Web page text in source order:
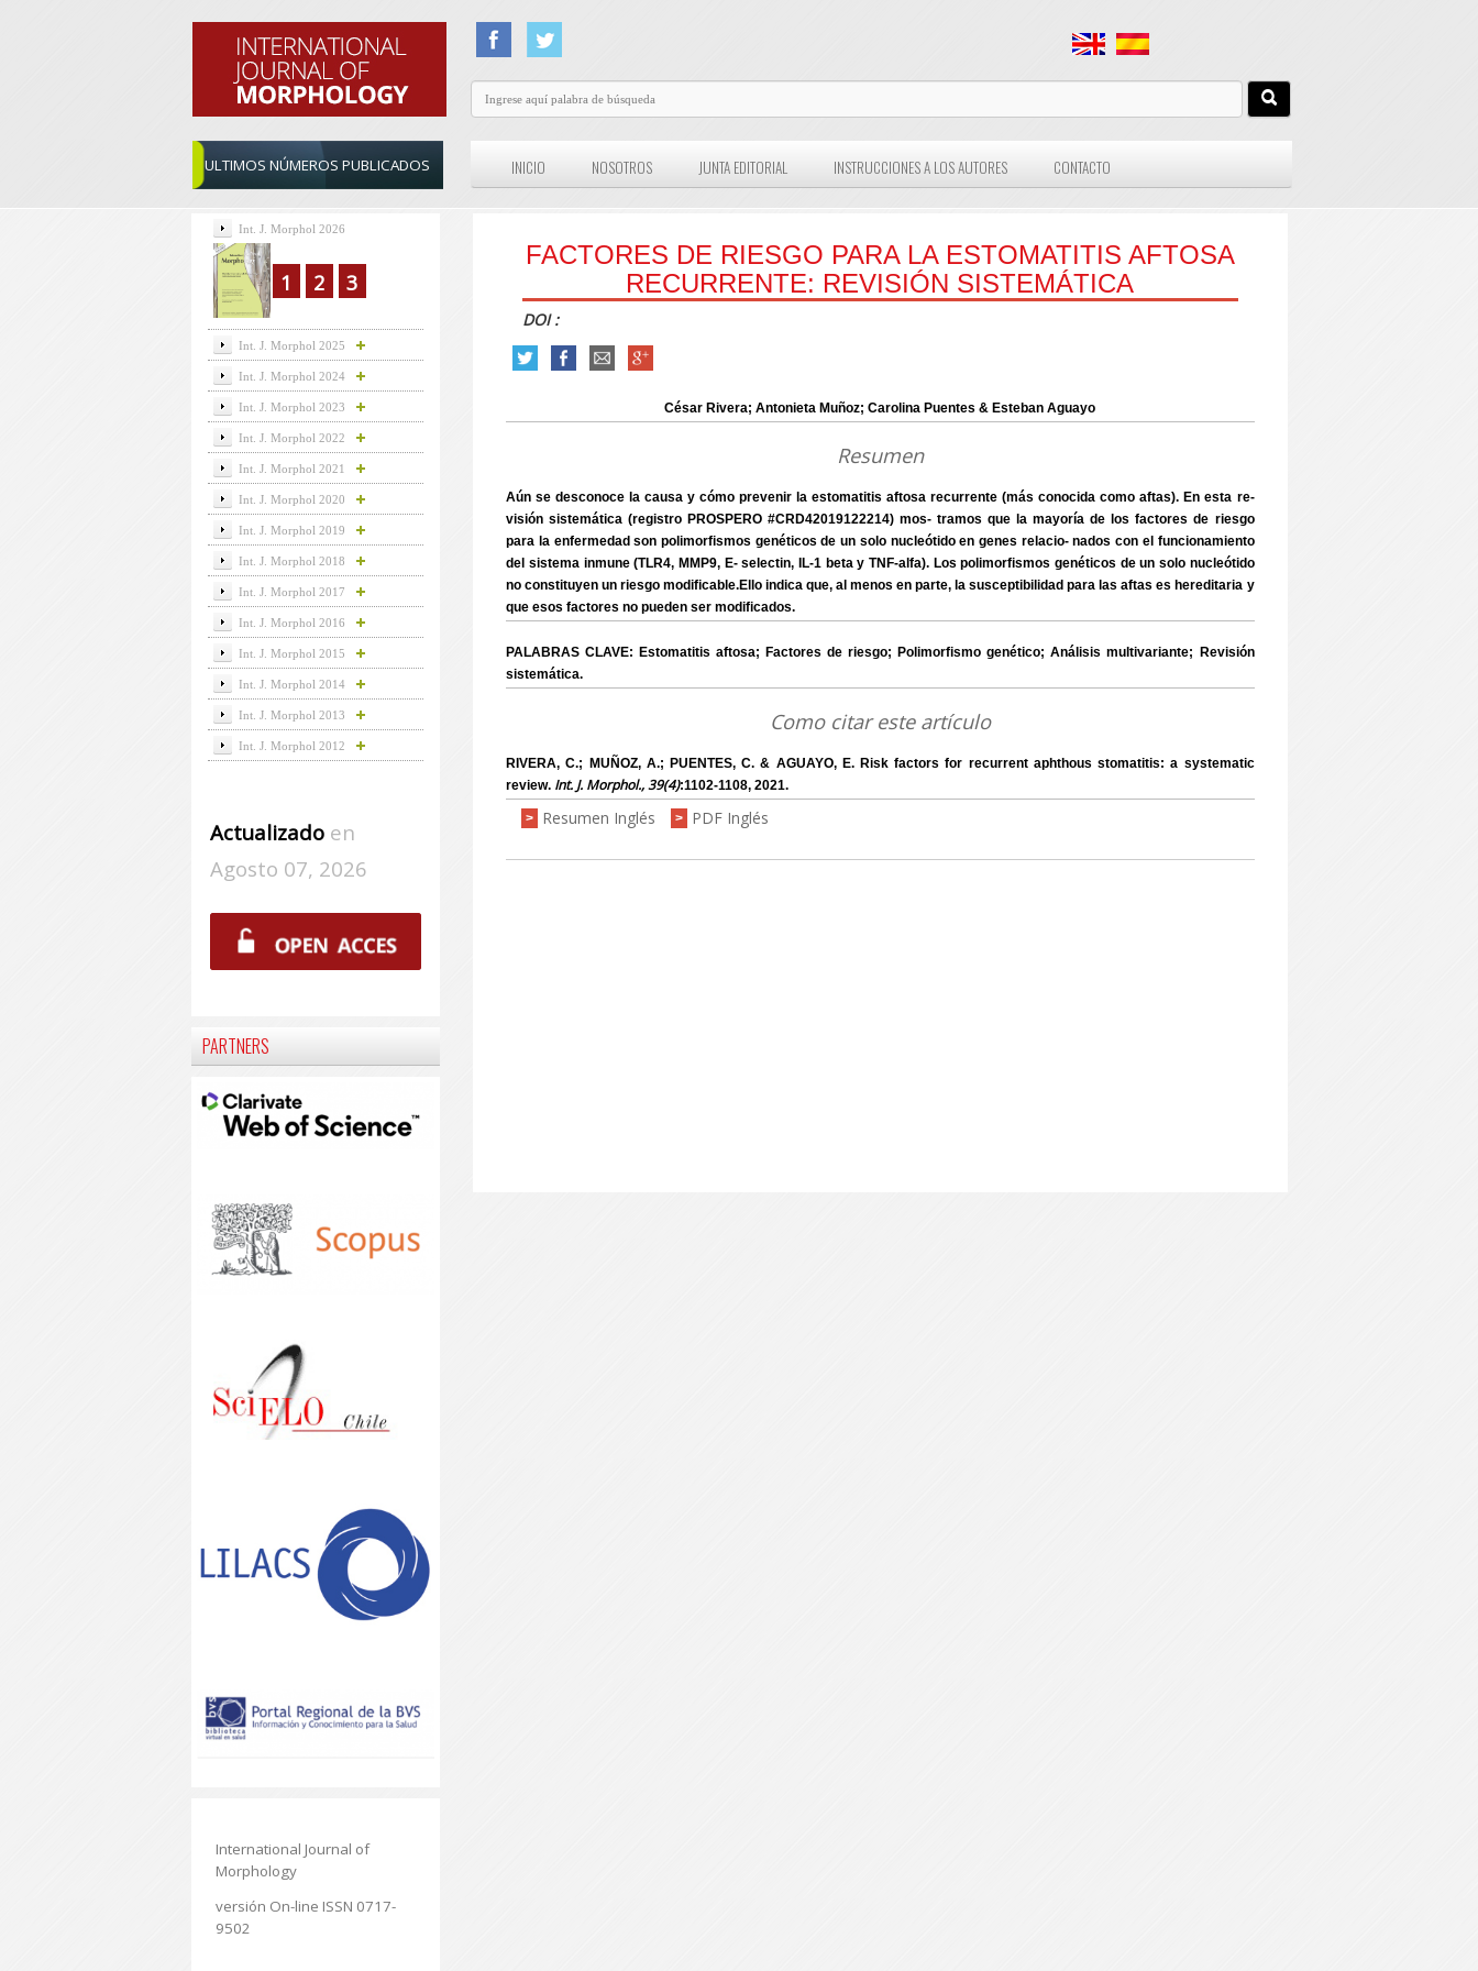
ULTIMOS NÚMEROS PUBLICADOS INICIO NOSOTROS JUNTA EDITORIAL INSTRUCCIONES A LOS AUTORES CONTACTO
FACTORES DE RIESGO PARA LA ESTOMATITIS AFTOSA
RECURRENTE: REVISIÓN SISTEMÁTICA
DOI :
César Rivera; Antonieta Muñoz; Carolina Puentes & Esteban Aguayo
Resumen
Aún se desconoce la causa y cómo prevenir la estomatitis aftosa recurrente (más conocida como aftas). En esta re-
visión sistemática (registro PROSPERO #CRD42019122214) mos- tramos que la mayoría de los factores de riesgo
para la enfermedad son polimorfismos genéticos de un solo nucleótido en genes relacio- nados con el funcionamiento
del sistema inmune (TLR4, MMP9, E- selectin, IL-1 beta y TNF-alfa). Los polimorfismos genéticos de un solo nucleótido
no constituyen un riesgo modificable.Ello indica que, al menos en parte, la susceptibilidad para las aftas es hereditaria y
que esos factores no pueden ser modificados.
PALABRAS CLAVE: Estomatitis aftosa; Factores de riesgo; Polimorfismo genético; Análisis multivariante; Revisión
sistemática.
Como citar este artículo
RIVERA, C.; MUÑOZ, A.; PUENTES, C. & AGUAYO, E. Risk factors for recurrent aphthous stomatitis: a systematic
review. Int. J. Morphol., 39(4):1102-1108, 2021.
> Resumen Inglés > PDF Inglés
Int. J. Morphol 2026
1 2 3
Int. J. Morphol 2025
Int. J. Morphol 2024
Int. J. Morphol 2023
Int. J. Morphol 2022
Int. J. Morphol 2021
Int. J. Morphol 2020
Int. J. Morphol 2019
Int. J. Morphol 2018
Int. J. Morphol 2017
Int. J. Morphol 2016
Int. J. Morphol 2015
Int. J. Morphol 2014
Int. J. Morphol 2013
Int. J. Morphol 2012
Actualizadoen
Agosto 07, 2026
PARTNERS
International Journal of
Morphology
versión On-line ISSN 0717-
9502